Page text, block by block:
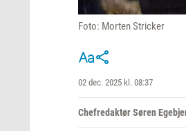
Foto: Morten Stricker
02 dec. 2025 kl. 08:37
Chefredaktør Søren